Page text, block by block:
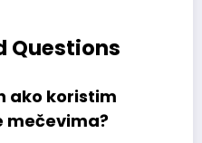
Questions
ako koristim
mečevima?